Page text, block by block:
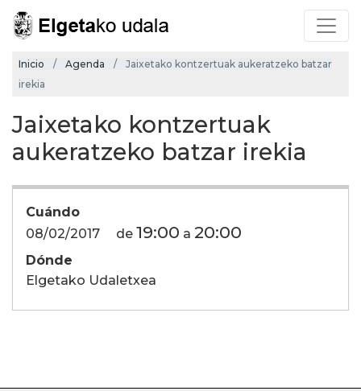
Inicio Agenda
Jaixetako kontzertuak aukeratzeko batzar
irekia
Jaixetako kontzertuak
aukeratzeko batzar irekia
Cuándo
08/02/2017
de 19:00 a 20:00
Dónde
Elgetako Udaletxea